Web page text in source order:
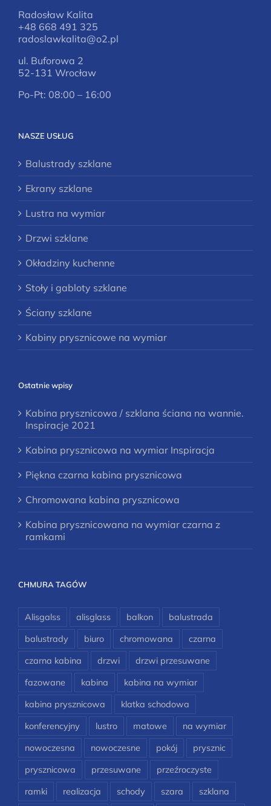
Radosław Kalita
+48 668 491 325
radoslawkalita@o2.pl
ul. Buforowa 2
52-131 Wrocław
Po-Pt: 08:00 – 16:00
NASZE USŁUG
Balustrady szklane
Ekrany szklane
Lustra na wymiar
Drzwi szklane
Okładziny kuchenne
Stoły i gabloty szklane
Ściany szklane
Kabiny prysznicowe na wymiar
Ostatnie wpisy
Kabina prysznicowa / szklana ściana na wannie.
Inspiracje 2021
Kabina prysznicowa na wymiar Inspiracja
Piękna czarna kabina prysznicowa
Chromowana kabina prysznicowa
Kabina prysznicowana na wymiar czarna z
ramkami
CHMURA TAGÓW
Alisgalss alisglass balkon
balustrada
balustrady
biuro chromowana
czarna
czarna kabina
drzwi
drzwi przesuwane
fazowane
kabina
kabina na wymiar
kabina prysznicowa
klatka schodowa
konferencyjny
lustro matowe
na wymiar
nowoczesna
nowoczesne pokój
prysznic
prysznicowa
przesuwane
przeźroczyste
ramki
realizacja schody szara szklana